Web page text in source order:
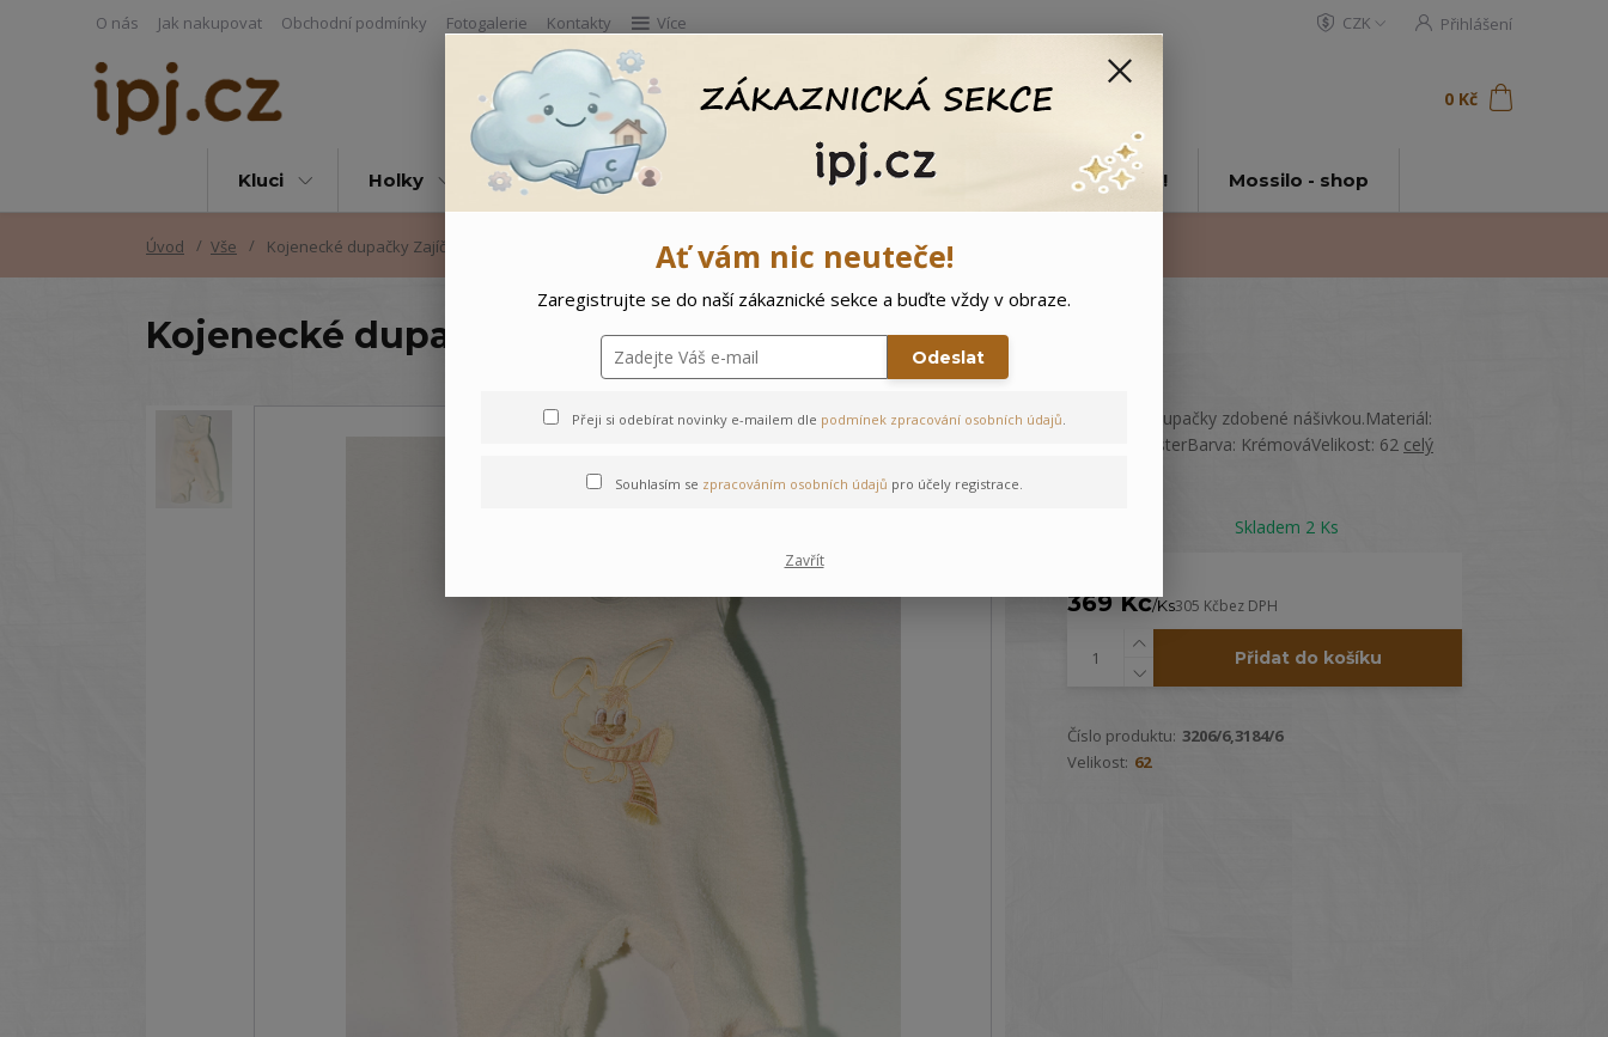
O nás Jak nakupovat Obchodní podmínky Fotogalerie Kontakty Více CZK Přihlášení
Hledat 0 Kč
Kluci Holky Vše Doprodej Ostatní 🌲 Vítejte ve světě Mossilo! Mossilo - shop
Úvod Vše Kojenecké dupačky Zajíček
Kojenecké dupačky Zajíček
Kojenecké dupačky zdobené nášivkou.Materiál:
100% polyesterBarva: KrémováVelikost: 62 celý
Skladem 2 Ks
369 Kč/Ks305 Kčbez DPH
Přidat do košíku
Číslo produktu: 3206/6,3184/6
Velikost: 62
Ať vám nic neuteče!
Zaregistrujte se do naší zákaznické sekce a buďte vždy v obraze.
Odeslat
Přeji si odebírat novinky e-mailem dle podmínek zpracování osobních údajů.
Souhlasím se zpracováním osobních údajů pro účely registrace.
Zavřít